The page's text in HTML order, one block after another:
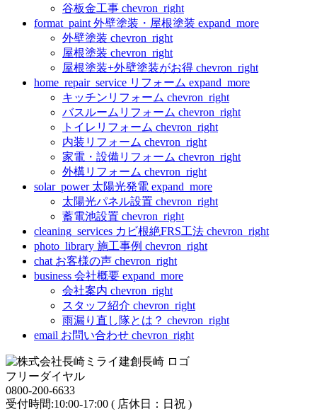
谷板金工事 chevron_right
format_paint 外壁塗装・屋根塗装 expand_more
外壁塗装 chevron_right
屋根塗装 chevron_right
屋根塗装+外壁塗装がお得 chevron_right
home_repair_service リフォーム expand_more
キッチンリフォーム chevron_right
バスルームリフォーム chevron_right
トイレリフォーム chevron_right
内装リフォーム chevron_right
家電・設備リフォーム chevron_right
外構リフォーム chevron_right
solar_power 太陽光発電 expand_more
太陽光パネル設置 chevron_right
蓄電池設置 chevron_right
cleaning_services カビ根絶FRS工法 chevron_right
photo_library 施工事例 chevron_right
chat お客様の声 chevron_right
business 会社概要 expand_more
会社案内 chevron_right
スタッフ紹介 chevron_right
雨漏り直し隊とは？ chevron_right
email お問い合わせ chevron_right
フリーダイヤル
0800-200-6633
受付時間:10:00-17:00 ( 店休日：日祝 )